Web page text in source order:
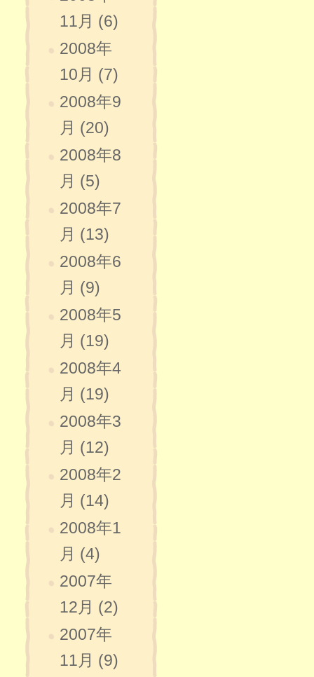
11月 (6)
2008年
10月 (7)
2008年9
月 (20)
2008年8
月 (5)
2008年7
月 (13)
2008年6
月 (9)
2008年5
月 (19)
2008年4
月 (19)
2008年3
月 (12)
2008年2
月 (14)
2008年1
月 (4)
2007年
12月 (2)
2007年
11月 (9)